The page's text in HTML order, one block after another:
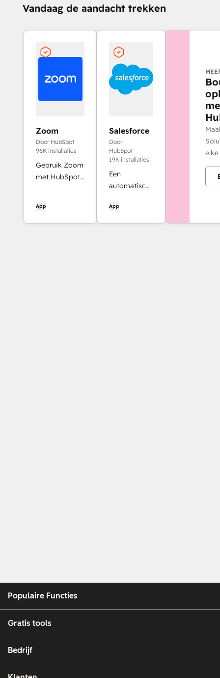
Vandaag de aandacht trekken
Zoom
Door HubSpot
96K installaties
Gebruik Zoom
met HubSpot
contactrecords
en meer.
App
Salesforce
Door
HubSpot
19K installaties
Een
automatische
richtingen
App
Populaire Functies
Gratis tools
Bedrijf